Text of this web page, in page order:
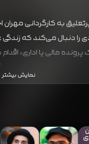
به کارگردانی
را دنبال می‌کند که
مالی یا اداری،
عمیق در مسائل
هوشمندانه علی
سیدی و بابک
تا آخرین لحظه درگیر
نمایش بیشتر